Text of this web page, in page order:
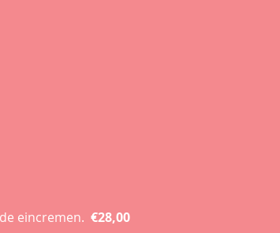
eincremen. €28,00